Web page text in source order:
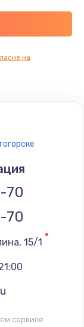
на
70
70
15/1
сервисе